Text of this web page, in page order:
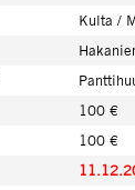
Kulta /
100 €
100 €